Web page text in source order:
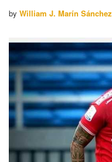
by William J. Marín Sánchez